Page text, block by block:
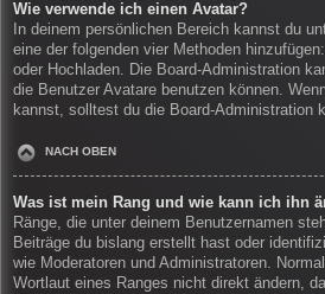
Wie verwende ich einen Avatar?
In deinem persönlichen Bereich kannst du
eine der folgenden vier Methoden
oder Hochladen. Die Board-Administration
die Benutzer Avatare benutzen können.
kannst, solltest du die Board-Administration
NACH OBEN
Was ist mein Rang und wie kann ich ihn
Ränge, die unter deinem Benutzernamen
Beiträge du bislang erstellt hast oder
wie Moderatoren und Administratoren.
Wortlaut eines Ranges nicht direkt ändern,